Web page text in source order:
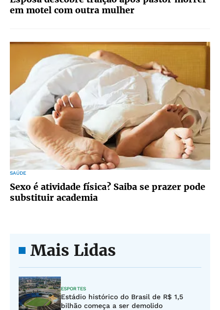
em motel com outra mulher
SAÚDE
Sexo é atividade física? Saiba se prazer pode
substituir academia
Mais Lidas
ESPORTES
Estádio histórico do Brasil de R$ 1,5
bilhão começa a ser demolido